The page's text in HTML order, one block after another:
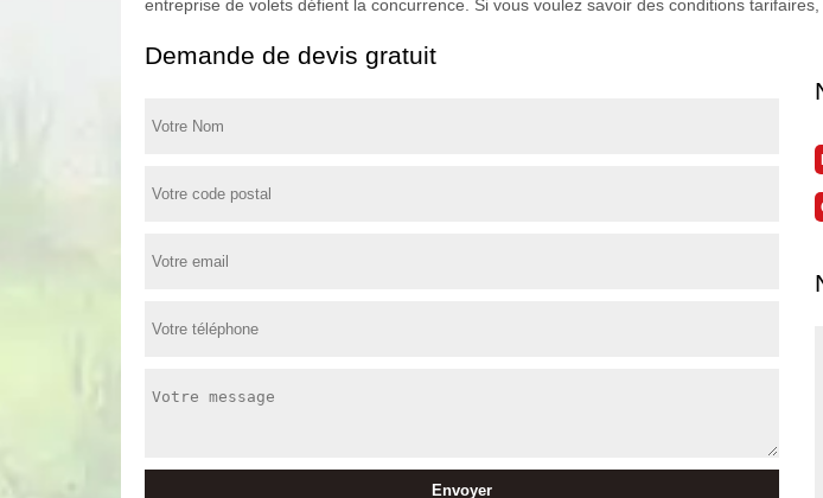
entreprise de volets défient la concurrence. Si vous voulez savoir des conditions
Demande de devis gratuit